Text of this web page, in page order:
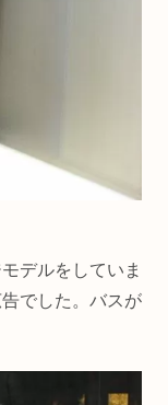
デルをしていま
でした。バスが